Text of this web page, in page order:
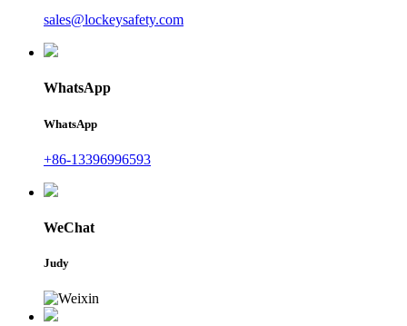
sales@lockeysafety.com
WhatsApp
WhatsApp
+86-13396996593
WeChat
Judy